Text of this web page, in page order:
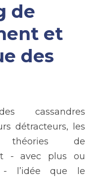
de
et
des
cassandres
détracteurs, les
théories de
- avec plus ou
- l’idée que le